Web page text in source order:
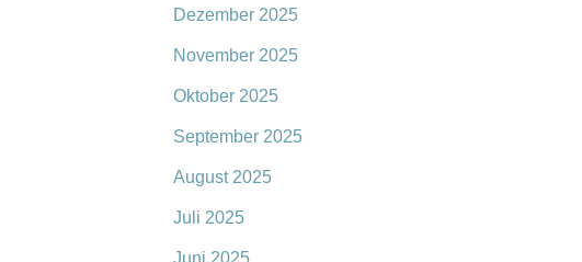
Dezember 2025
November 2025
Oktober 2025
September 2025
August 2025
Juli 2025
Juni 2025